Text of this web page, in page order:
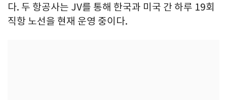
다. 두 항공사는 JV를 통해 한국과 미국 간 하루 19회
직항 노선을 현재 운영 중이다.